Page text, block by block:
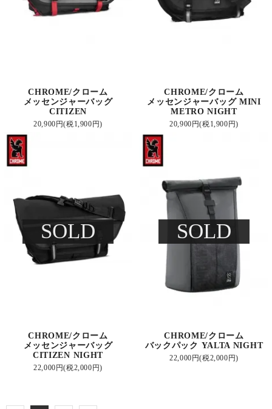
CHROME/クローム
メッセンジャーバッグ
CITIZEN
20,900円(税1,900円)
CHROME/クローム
メッセンジャーバッグ MINI
METRO NIGHT
20,900円(税1,900円)
SOLD
CHROME/クローム
メッセンジャーバッグ
CITIZEN NIGHT
22,000円(税2,000円)
SOLD
CHROME/クローム
バックパック YALTA NIGHT
22,000円(税2,000円)